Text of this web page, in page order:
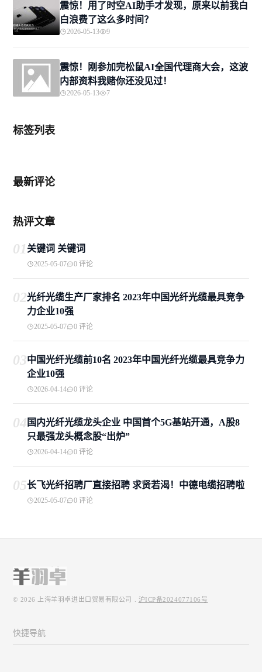
震惊！用了时空AI助手才发现，原来以前我白
白浪费了这么多时间？
2026-05-13 9
震惊！刚参加完松鼠AI全国代理商大会，这波
内部资料我赌你还没见过！
2026-05-13 7
标签列表
最新评论
热评文章
01关键词 关键词
2025-05-07 0 评论
02光纤光缆生产厂家排名 2023年中国光纤光缆最具竞争
力企业10强
2025-05-07 0 评论
03中国光纤光缆前10名 2023年中国光纤光缆最具竞争力
企业10强
2026-04-14 0 评论
04 国内光纤光缆龙头企业 中国首个5G基站开通，A股8
只最强龙头概念股“出炉”
2026-04-14 0 评论
05长飞光纤招聘厂直接招聘 求贤若渴！中德电缆招聘啦
2025-05-07 0 评论
© 2026 上海羊羽卓进出口贸易有限公司 沪ICP备2024077106号
快捷导航